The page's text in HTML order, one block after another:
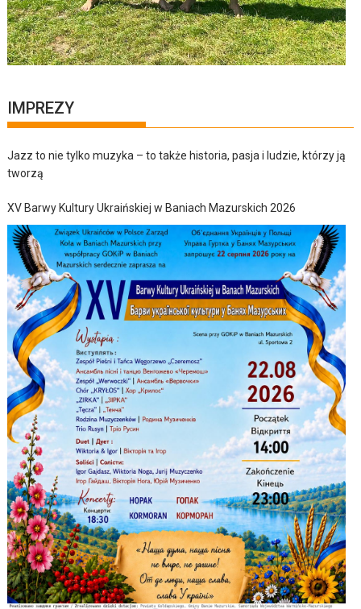
IMPREZY
Jazz to nie tylko muzyka – to także historia, pasja i ludzie, którzy ją
tworzą
XV Barwy Kultury Ukraińskiej w Baniach Mazurskich 2026